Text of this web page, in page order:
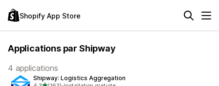
Shopify App Store
Applications par Shipway
4 applications
Shipway: Logistics Aggregation